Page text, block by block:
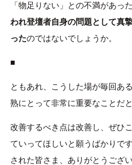
「物足りない」との不満があっ
われ登壇者自身の問題として真
ったのではないでしょうか。
■
ともあれ、こうした場が毎回あ
熟にとって非常に重要なことだと
改善するべき点は改善し、ぜひ
ていってほしいと願うばかりで
された皆さま、ありがとうござ